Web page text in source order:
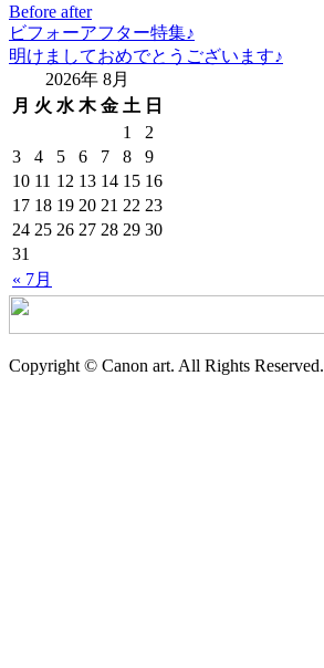
Before after
ビフォーアフター特集♪
明けましておめでとうございます♪
2026年 8月
月 火 水 木 金 土 日
« 7月
1
2
3
4 5 6 7 8
9
10 11 12 13 14 15 16
17 18 19 20 21 22 23
24 25 26 27 28 29 30
31
Copyright © Canon art. All Rights Reserved.